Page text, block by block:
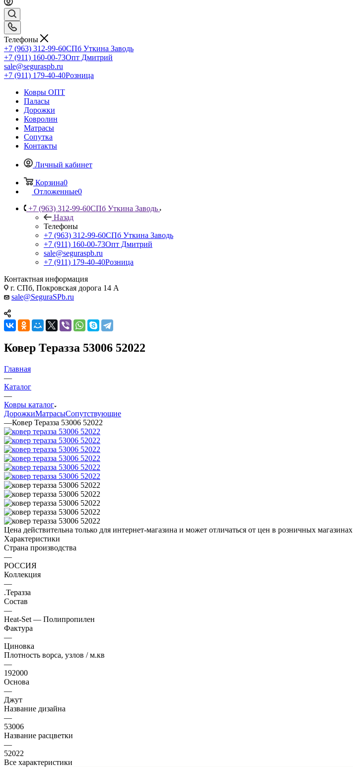
Телефоны
+7 (963) 312-99-60СПб Уткина Заводь
+7 (911) 160-00-73Опт Дмитрий
sale@seguraspb.ru
+7 (911) 179-40-40Розница
Ковры ОПТ
Паласы
Дорожки
Ковролин
Матрасы
Сопутка
Контакты
Личный кабинет
Корзина0
Отложенные0
+7 (963) 312-99-60СПб Уткина Заводь
Назад
Телефоны
+7 (963) 312-99-60СПб Уткина Заводь
+7 (911) 160-00-73Опт Дмитрий
sale@seguraspb.ru
+7 (911) 179-40-40Розница
Контактная информация
г. СПб, Покровская дорога 14 А
sale@SeguraSPb.ru
Ковер Теразза 53006 52022
Главная
—
Каталог
—
Ковры каталог
ДорожкиМатрасыСопутствующие
—Ковер Теразза 53006 52022
Цена действительна только для интернет-магазина и может отличаться от цен в розничных магазинах
Характеристики
Страна производства
—
РОССИЯ
Коллекция
—
.Теразза
Состав
—
Heat-Set — Полипропилен
Фактура
—
Циновка
Плотность ворса, узлов / м.кв
—
192000
Основа
—
Джут
Название дизайна
—
53006
Название расцветки
—
52022
Все характеристики